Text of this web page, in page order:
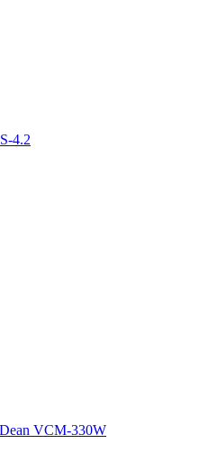
4.2
VCM-330W